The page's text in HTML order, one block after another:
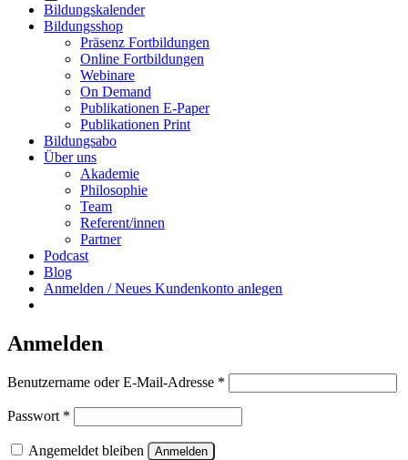
Bildungskalender
Bildungsshop
Präsenz Fortbildungen
Online Fortbildungen
Webinare
On Demand
Publikationen E-Paper
Publikationen Print
Bildungsabo
Über uns
Akademie
Philosophie
Team
Referent/innen
Partner
Podcast
Blog
Anmelden / Neues Kundenkonto anlegen
Anmelden
Benutzername oder E-Mail-Adresse *
Passwort *
Angemeldet bleiben Anmelden